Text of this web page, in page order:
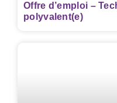
Offre d’emploi –
polyvalent(e)